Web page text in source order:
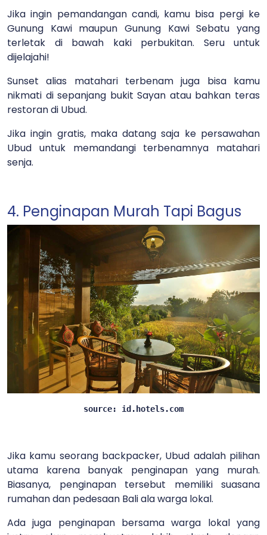
Jika ingin pemandangan candi, kamu bisa pergi ke
Gunung Kawi maupun Gunung Kawi Sebatu yang
terletak di bawah kaki perbukitan. Seru untuk
dijelajahi!
Sunset alias matahari terbenam juga bisa kamu
nikmati di sepanjang bukit Sayan atau bahkan teras
restoran di Ubud.
Jika ingin gratis, maka datang saja ke persawahan
Ubud untuk memandangi terbenamnya matahari
senja.
4. Penginapan Murah Tapi Bagus
source: id.hotels.com
Jika kamu seorang backpacker, Ubud adalah pilihan
utama karena banyak penginapan yang murah.
Biasanya, penginapan tersebut memiliki suasana
rumahan dan pedesaan Bali ala warga lokal.
Ada juga penginapan bersama warga lokal yang